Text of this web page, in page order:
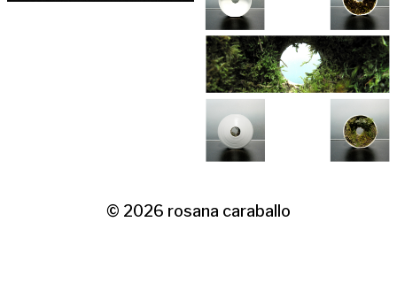
© 2026 rosana caraballo